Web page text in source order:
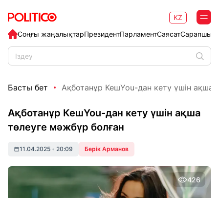
Соңғы жаңалықтарПрезидентПарламентСаясат
KZ
Басты бет Ақботанұр КешYou-дан кету үшін ақша
Ақботанұр КешYou-дан кету үшін ақша
төлеуге мәжбүр болған
11.04.2025 • 20:09 Берік Арманов
426